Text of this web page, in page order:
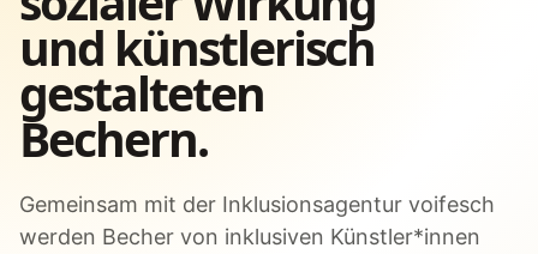
und künstlerisch
gestalteten
Bechern.
Gemeinsam mit der Inklusionsagentur voifesch
werden Becher von inklusiven Künstler*innen